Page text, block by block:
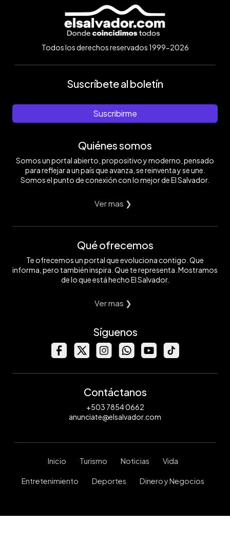
Todos los derechos reservados 1999-2026
Suscríbete al boletín
Suscribirme
Quiénes somos
Somos un portal abierto, propositivo y moderno, pensado
para reflejar a un país que avanza, se reinventa y se une.
Somos el punto de conexión con lo mejor de El Salvador.
Ver mas ❯
Qué ofrecemos
Te ofrecemos un portal que evoluciona contigo. Que
informa, pero también inspira. Que te representa. Mostramos
de lo que está hecho El Salvador.
Ver mas ❯
Síguenos
Contáctanos
+503 7854 0662
anunciate@elsalvador.com
Inicio Turismo Noticias Vida
Entretenimiento Deportes Dinero y Negocios